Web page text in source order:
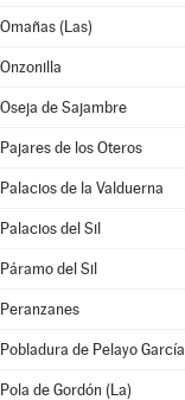
Omañas (Las)
Onzonilla
Oseja de Sajambre
Pajares de los Oteros
Palacios de la Valduerna
Palacios del Sil
Páramo del Sil
Peranzanes
Pobladura de Pelayo García
Pola de Gordón (La)